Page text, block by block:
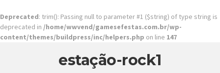
Deprecated: trim(): Passing null to parameter #1 ($string) of type string is
deprecated in /home/wwvend/gamesefestas.com.br/wp-
content/themes/buildpress/inc/helpers.php on line 147
estação-rock1